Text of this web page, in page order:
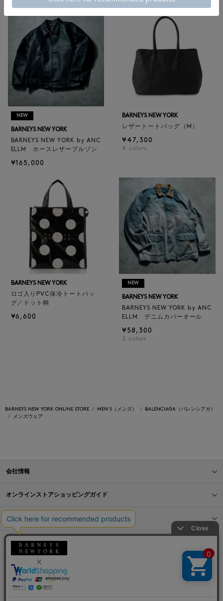
NEW
BARNEYS NEW YORK
BARNEYS NEW YORK by ANC
ELLM ホースレザーブルゾン
¥165,000
BARNEYS NEW YORK
レザートートバッグ（M）
¥47,300
4 colors
BARNEYS NEW YORK
ロゴ入りPVC保冷トートバッ
グ／ドット柄
¥6,600
NEW
BARNEYS NEW YORK
BARNEYS NEW YORK by ANC
ELLM デニムカバーオール
¥58,300
2 colors
BARNEYS NEW YORK ONLINE STORE MEN'S（メンズ）
BALENCIAGA（バレンシアガ）
メンズウェア
会社情報
オンラインストアショッピングガイド
店舗情報
サービス